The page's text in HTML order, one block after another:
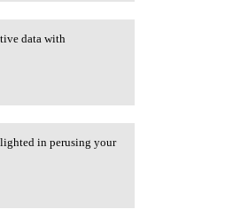
data with
in perusing your